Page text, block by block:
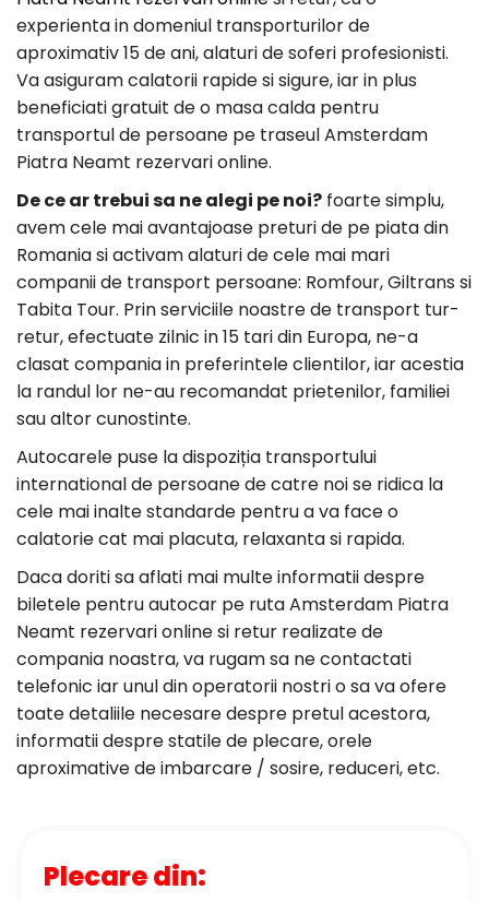
experienta in domeniul transporturilor de
aproximativ 15 de ani, alaturi de soferi profesionisti.
Va asiguram calatorii rapide si sigure, iar in plus
beneficiati gratuit de o masa calda pentru
transportul de persoane pe traseul Amsterdam
Piatra Neamt rezervari online.
De ce ar trebui sa ne alegi pe noi? foarte simplu,
avem cele mai avantajoase preturi de pe piata din
Romania si activam alaturi de cele mai mari
companii de transport persoane: Romfour, Giltrans si
Tabita Tour. Prin serviciile noastre de transport tur-
retur, efectuate zilnic in 15 tari din Europa, ne-a
clasat compania in preferintele clientilor, iar acestia
la randul lor ne-au recomandat prietenilor, familiei
sau altor cunostinte.
Autocarele puse la dispoziția transportului
international de persoane de catre noi se ridica la
cele mai inalte standarde pentru a va face o
calatorie cat mai placuta, relaxanta si rapida.
Daca doriti sa aflati mai multe informatii despre
biletele pentru autocar pe ruta Amsterdam Piatra
Neamt rezervari online si retur realizate de
compania noastra, va rugam sa ne contactati
telefonic iar unul din operatorii nostri o sa va ofere
toate detaliile necesare despre pretul acestora,
informatii despre statile de plecare, orele
aproximative de imbarcare / sosire, reduceri, etc.
Plecare din: